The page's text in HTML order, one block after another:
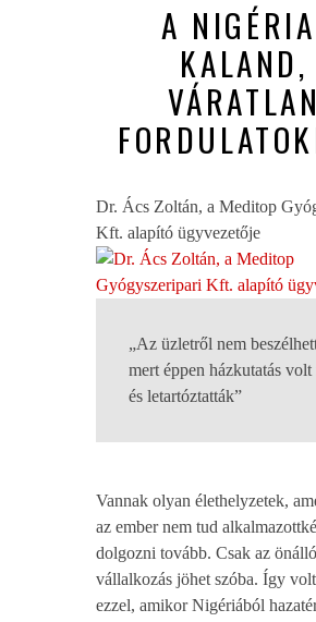
A
KALAND,
VÁRATLAN
Dr. Ács Zoltán, a Meditop
Kft. alapító ügyvezetője
„Az üzletről nem
mert éppen házkutatás volt
és letartóztatták”
Vannak olyan élethelyzetek,
az ember nem tud
dolgozni tovább. Csak az önálló
vállalkozás jöhet szóba. Így
ezzel, amikor Nigériából